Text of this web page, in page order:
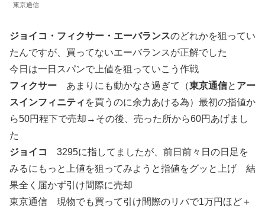
東京通信
ジョイコ・フィクサー・エーバランスのどれかを狙ってい
たんですが、買ってないエーバランスが正解でした
今日は一日スパンで上値を狙っていこう作戦
フィクサー あまりにも動かなさ過ぎて（東京通信と アー
スインフィニティ を買うのに余力あける為）最初の指値か
ら50円程下で売却→その後、売った所から60円あげまし
た
ジョイコ
3295に指してましたが、前日前々日の日足を
みるにもっと上値を狙ってみようと指値をグッと上げ 結
果全く届かず引け間際に売却
東京通信 現物でも買って引け間際のリバで1万円ほど＋